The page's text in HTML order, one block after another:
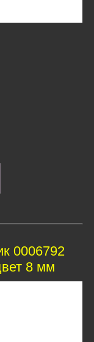
0006792
8 мм